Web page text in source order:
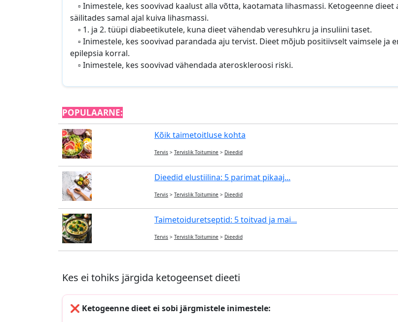
▫️ Inimestele, kes soovivad kaalust alla võtta, kaotamata lihasmassi. Ketogeenne
säilitades samal ajal kuiva lihasmassi.
▫️ 1. ja 2. tüüpi diabeetikutele, kuna dieet vähendab veresuhkru ja insuliini taset.
▫️ Inimestele, kes soovivad parandada aju tervist. Dieet mõjub positiivselt vaimsele ja
epilepsia korral.
▫️ Inimestele, kes soovivad vähendada ateroskleroosi riski.
POPULAARNE:
Kõik taimetoitluse kohta
Tervis > Tervislik Toitumine > Dieedid
Dieedid elustiilina: 5 parimat pikaaj...
Tervis > Tervislik Toitumine > Dieedid
Taimetoiduretseptid: 5 toitvad ja mai...
Tervis > Tervislik Toitumine > Dieedid
Kes ei tohiks järgida ketogeenset dieeti
❌ Ketogeenne dieet ei sobi järgmistele inimestele: